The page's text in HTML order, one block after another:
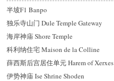
半坡F1 Banpo
独乐寺山门 Dule Temple Gateway
海岸神庙 Shore Temple
科利纳住宅 Maison de la Colline
薛西斯后宫居住单元 Harem of Xerxes
伊势神庙 Ise Shrine Shoden